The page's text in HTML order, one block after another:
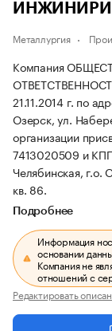
Металлургия
Компания
21.11.2014 г. по
Озерск, ул.
организации
7413020509 и
Челябинская, г.о.
кв. 86.
Подробнее
Информация
основании
Компания не
отношений с
Редактировать